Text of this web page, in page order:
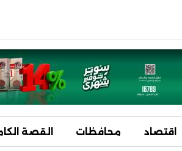
اقتصاد محافظات القصة